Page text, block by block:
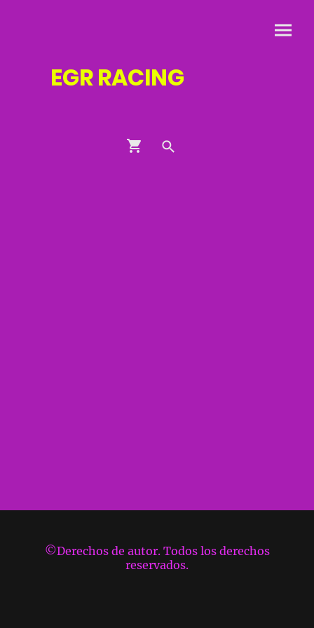
EGRRACING
©Derechos de autor. Todos los derechos
reservados.